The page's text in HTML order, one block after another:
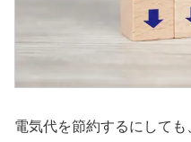
電気代を節約するにして